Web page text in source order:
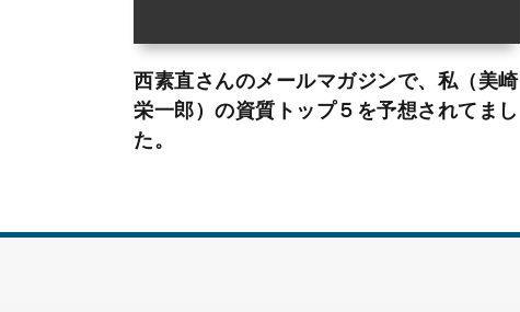
西素直さんのメールマガジンで、私（美崎
栄一郎）の資質トップ５を予想されてまし
た。